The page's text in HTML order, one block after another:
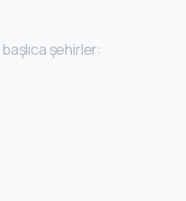
şehirler: